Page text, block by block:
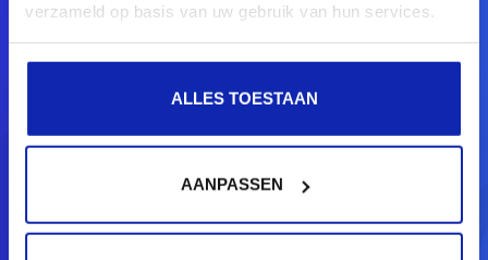
verzameld op basis van uw gebruik van hun services.
ALLES TOESTAAN
AANPASSEN
Benieuwd naar wat wij voor u
kunnen betekenen?
Overweegt u een upgrade van uw bestaande
infrastructuur of start u een nieuw project? Ben u
opzoek naar een partner voor ontwikkeling? Wij staan